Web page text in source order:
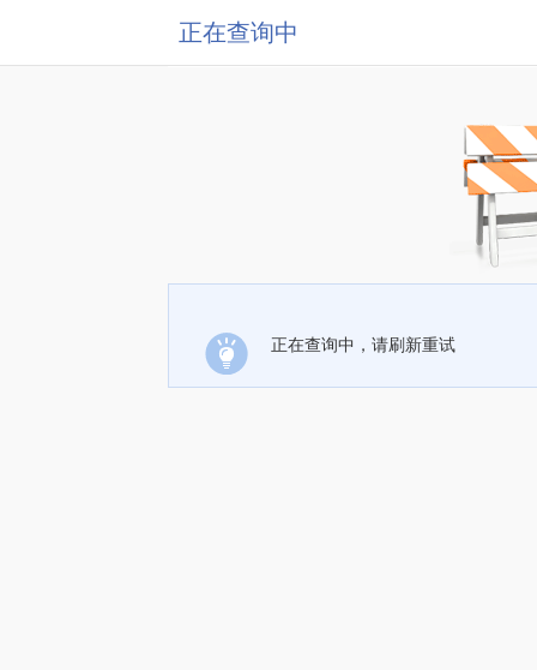
正在查询中
正在查询中，请刷新重试